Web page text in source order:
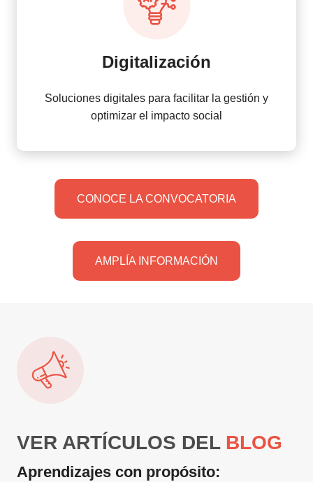
Digitalización
Soluciones digitales para facilitar la gestión y
optimizar el impacto social
CONOCE LA CONVOCATORIA
AMPLÍA INFORMACIÓN
VER ARTÍCULOS DEL BLOG
Aprendizajes con propósito: